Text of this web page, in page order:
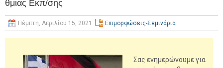
θμιας Εκπ/σης
Πέμπτη, Απριλίου 15, 2021 Επιμορφώσεις-Σεμινάρια
Σας ενημερώνουμε για